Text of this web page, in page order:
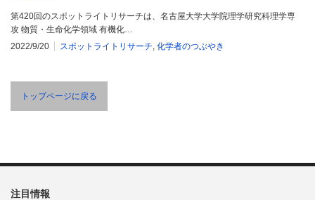
第420回のスポットライトリサーチは、名古屋大学大学院理学研究科理学専
攻 物質・生命化学領域 有機化…
2022/9/20
スポットライトリサーチ, 化学者のつぶやき
トップページに戻る
注目情報